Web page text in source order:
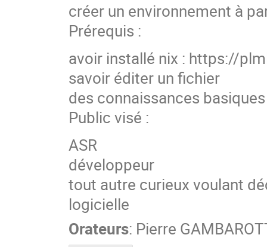
créer un environnement à
Prérequis :
avoir installé nix : https://
savoir éditer un fichier
des connaissances
Public visé :
ASR
développeur
tout autre curieux voulant
logicielle
Orateurs: Pierre